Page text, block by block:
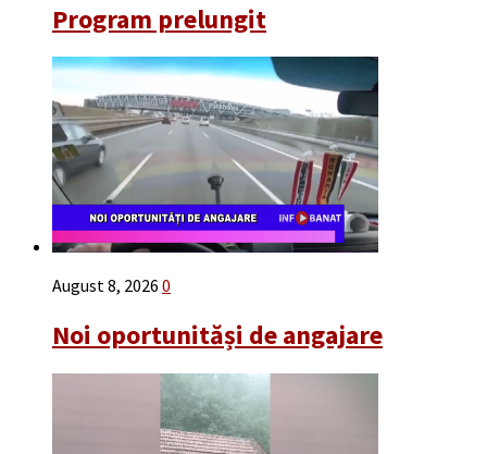
Program prelungit
August 8, 2026 0
Noi oportunităși de angajare